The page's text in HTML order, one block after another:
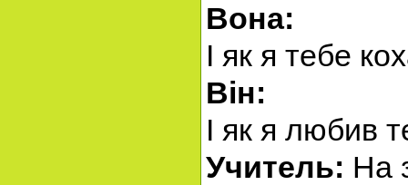
Вона:
І як я тебе
Він:
І як я любив
Учитель: На